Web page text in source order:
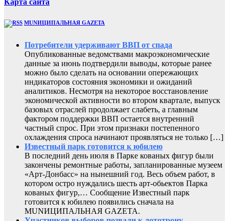
MUNИЦИПАЛЬНАЯ GAZЕТА
Потребители удерживают ВВП от спада
Опубликованные ведомствами макроэкономические
данные за июнь подтвердили выводы, которые ранее
можно было сделать на основании опережающих
индикаторов состояния экономики и ожиданий
аналитиков. Несмотря на некоторое восстановление
экономической активности во втором квартале, выпуск
базовых отраслей продолжает слабеть, а главным
фактором поддержки ВВП остается внутренний
частный спрос. При этом признаки постепенного
охлаждения спроса начинают проявляться не только […]
Известный парк готовится к юбилею
В последний день июля в Парке кованых фигур были
закончены ремонтные работы, запланированные музеем
«Арт-Донбасс» на нынешний год. Весь объем работ, в
котором остро нуждались шесть арт-обьектов Парка
кованых фигур,… Сообщение Известный парк
готовится к юбилею появились сначала на
MUNИЦИПАЛЬНАЯ GAZЕТА.